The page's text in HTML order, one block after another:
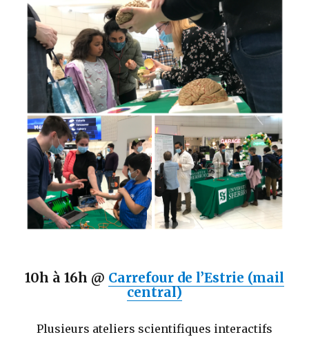
10h à 16h @ Carrefour de l’Estrie (mail
central)
Plusieurs ateliers scientifiques interactifs